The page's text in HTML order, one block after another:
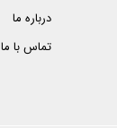
درباره ما
تماس با ما